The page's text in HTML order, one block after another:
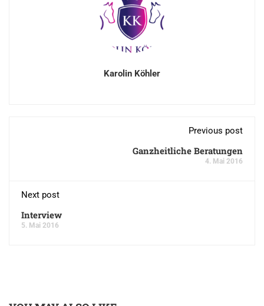
Karolin Köhler
Previous post
Ganzheitliche Beratungen
4. Mai 2016
Next post
Interview
5. Mai 2016